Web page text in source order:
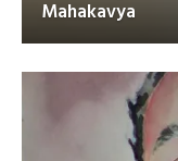
Mahakavya